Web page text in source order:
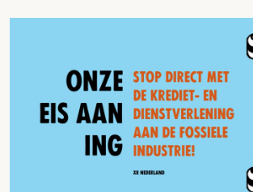
AA Academy
Members
Log in to portal
CMS for venues